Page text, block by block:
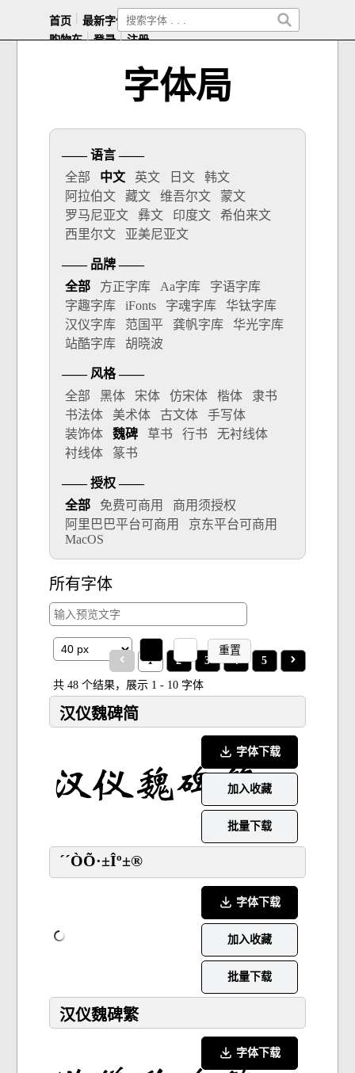
首页 | 最新字体 | 热门字体 随机字体
购物车 | 登录 | 注册
字体局
—— 语言 ——
全部
中文 英文 日文
韩文
阿拉伯文
藏文 维吾尔文
蒙文
罗马尼亚文
彝文 印度文
希伯来文
西里尔文
亚美尼亚文
—— 品牌 ——
全部
方正字库 Aa字库
字语字库
字趣字库
iFonts 字魂字库
华钛字库
汉仪字库
范国平 龚帆字库
华光字库
站酷字库
胡晓波
—— 风格 ——
全部
黑体 宋体 仿宋体 楷体
隶书
书法体
美术体 古文体
手写体
装饰体
魏碑 草书 行书
无衬线体
衬线体
篆书
—— 授权 ——
全部
免费可商用
商用须授权
阿里巴巴平台可商用
京东平台可商用
MacOS
所有字体
重置
1
2 3 4 5
共 48 个结果，展示 1 - 10 字体
汉仪魏碑简
字体下载
加入收藏
批量下载
´´ÒÕ·±Îº±®
字体下载
加入收藏
批量下载
汉仪魏碑繁
字体下载